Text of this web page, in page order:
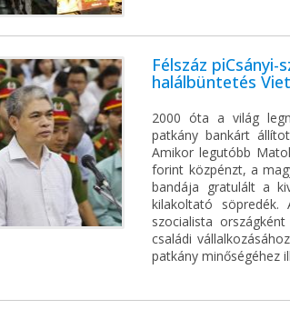
Félszáz
halálbüntetés
2000 óta a világ
patkány bankárt
Amikor legutóbb
forint közpénzt, a
bandája gratulált a
kilakoltató
szocialista
családi
patkány minőségéhez